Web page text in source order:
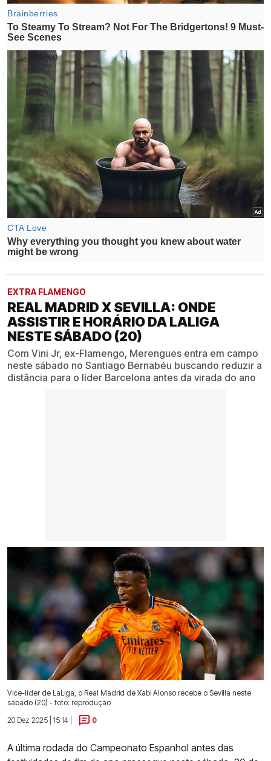
EXTRA FLAMENGO
REAL MADRID X SEVILLA: ONDE
ASSISTIR E HORÁRIO DA LALIGA
NESTE SÁBADO (20)
Com Vini Jr, ex-Flamengo, Merengues entra em campo
neste sábado no Santiago Bernabéu buscando reduzir a
distância para o líder Barcelona antes da virada do ano
Vice-líder de LaLiga, o Real Madrid de Xabi Alonso recebe o Sevilla neste
sábado (20) - foto: reprodução
20 Dez 2025 | 15:14 |
0
A última rodada do Campeonato Espanhol antes das